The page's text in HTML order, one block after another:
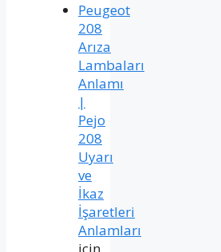
Peugeot
208
Arıza
Lambaları
Anlamı
|
Pejo
208
Uyarı
ve
İkaz
İşaretleri
Anlamları